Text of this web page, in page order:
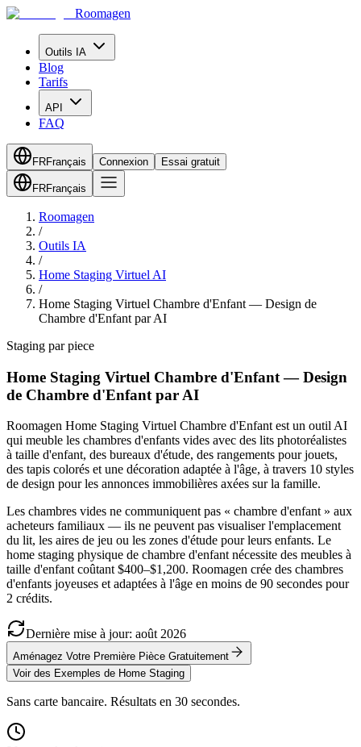
Roomagen
Outils IA
Blog
Tarifs
API
FAQ
FRFrançais Connexion Essai gratuit
FRFrançais
Roomagen
/
Outils IA
/
Home Staging Virtuel AI
/
Home Staging Virtuel Chambre d'Enfant — Design de
Chambre d'Enfant par AI
Staging par piece
Home Staging Virtuel Chambre d'Enfant — Design
de Chambre d'Enfant par AI
Roomagen Home Staging Virtuel Chambre d'Enfant est un outil AI
qui meuble les chambres d'enfants vides avec des lits photoréalistes
à taille d'enfant, des bureaux d'étude, des rangements pour jouets,
des tapis colorés et une décoration adaptée à l'âge, à travers 10 styles
de design pour les annonces immobilières axées sur la famille.
Les chambres vides ne communiquent pas « chambre d'enfant » aux
acheteurs familiaux — ils ne peuvent pas visualiser l'emplacement
du lit, les aires de jeu ou les zones d'étude pour leurs enfants. Le
home staging physique de chambre d'enfant nécessite des meubles à
taille d'enfant coûtant $400–$1,200. Roomagen crée des chambres
d'enfants joyeuses et adaptées à l'âge en moins de 90 secondes pour
2 crédits.
Dernière mise à jour: août 2026
Aménagez Votre Première Pièce Gratuitement
Voir des Exemples de Home Staging
Sans carte bancaire. Résultats en 30 secondes.